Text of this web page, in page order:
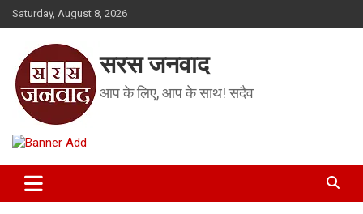
Skip
to
Saturday, August 8, 2026
सरस जनवाद
आप के लिए, आप के साथ! सदैव